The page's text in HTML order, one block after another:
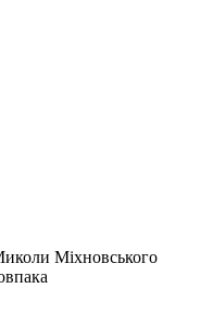
Міхновського